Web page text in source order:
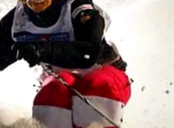
Moderní pětiboj
Motorsport
Olympijské hry
Parasport